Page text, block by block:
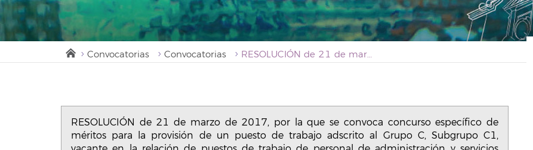
Convocatorias Convocatorias RESOLUCIÓN de 21 de marzo de 2017, por la que se convoca concurso específico de méritos para la provisión de un puesto de trabajo adscrito al Grupo C, Subgrupo C1, vacante en la relación de puestos de trabajo de personal de administración y servicios funcionario (puesto nº 164)
RESOLUCIÓN de 21 de marzo de 2017, por la que se convoca concurso específico de
méritos para la provisión de un puesto de trabajo adscrito al Grupo C, Subgrupo C1,